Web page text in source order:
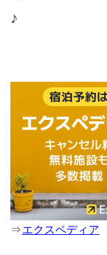
♪
⇒エクスペディア